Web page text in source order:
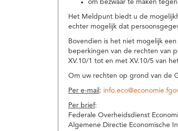
om bezwaar te maken
Het Meldpunt biedt u de
echter mogelijk dat
Bovendien is het niet mogelijk
beperkingen van de rechten van
XV.10/1 tot en met XV.10/5 van
Om uw rechten op grond van de
Per e-mail :
Per brief:
Federale Overheidsdienst
Algemene Directie Economische